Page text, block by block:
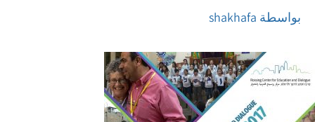
بواسطة shakhafa